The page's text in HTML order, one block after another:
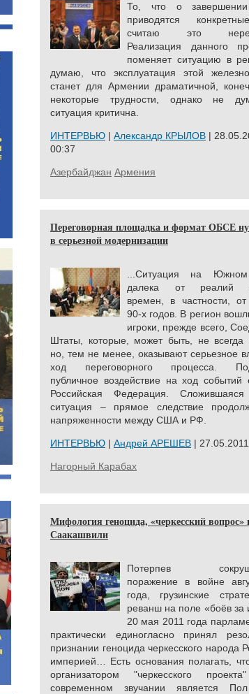
То, что о завершении
приводятся
считаю это
Реализация данного
поменяет ситуацию в
думаю, что эксплуатация этой
станет для Армении драматичной,
некоторые трудности, однако не
ситуация критична.
ИНТЕРВЬЮ | Александр КРЫЛОВ |
00:37
Азербайджан Армения
Переговорная площадка и формат ОБСЕ
в серьезной модернизации
...Ситуация на Южном
далека от реалий
времен, в частности, от
90-х годов. В регион
игроки, прежде всего,
Штаты, которые, может быть, не всегда
но, тем не менее, оказывают серьезное
ход переговорного процесса.
публичное воздействие на ход событий
Российская Федерация.
ситуация – прямое следствие
напряженности между США и РФ.
ИНТЕРВЬЮ | Андрей АРЕШЕВ |
Нагорный Карабах
Мифология геноцида, «черкесский
Саакашвили
Потерпев
поражение в войне
года, грузинские
реванш на поле «боёв за
20 мая 2011 года
практически единогласно принял
признании геноцида черкесского народа
империей… Есть основания полагать,
организатором "черкесского
современном звучании является